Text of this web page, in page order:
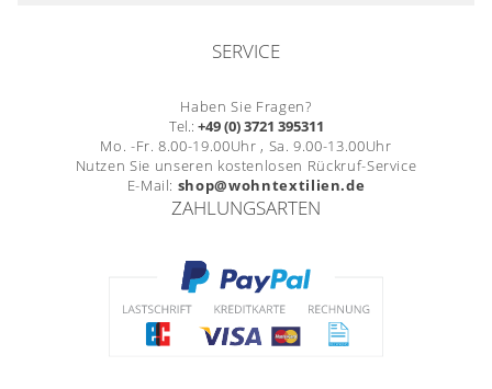
SERVICE
Haben Sie Fragen?
Tel.: +49 (0) 3721 395311
Mo. -Fr. 8.00-19.00Uhr , Sa. 9.00-13.00Uhr
Nutzen Sie unseren kostenlosen Rückruf-Service
E-Mail: shop@wohntextilien.de
ZAHLUNGSARTEN